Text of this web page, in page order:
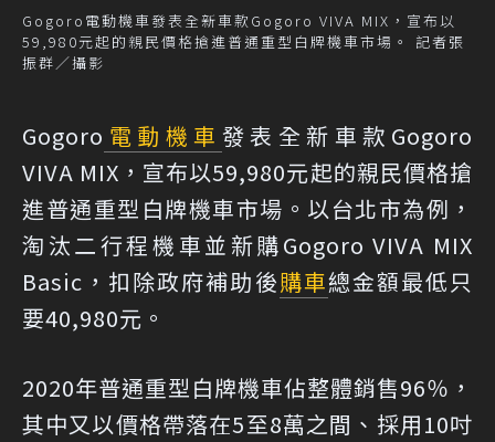
Gogoro電動機車發表全新車款Gogoro VIVA MIX，宣布以
59,980元起的親民價格搶進普通重型白牌機車市場。 記者張
振群／攝影
Gogoro 電動機車 發表全新車款Gogoro
VIVA MIX，宣布以59,980元起的親民價格搶
進普通重型白牌機車市場。以台北市為例，
淘汰二行程機車並新購Gogoro VIVA MIX
Basic，扣除政府補助後購車總金額最低只
要40,980元。
2020年普通重型白牌機車佔整體銷售96％，
其中又以價格帶落在5至8萬之間、採用10吋